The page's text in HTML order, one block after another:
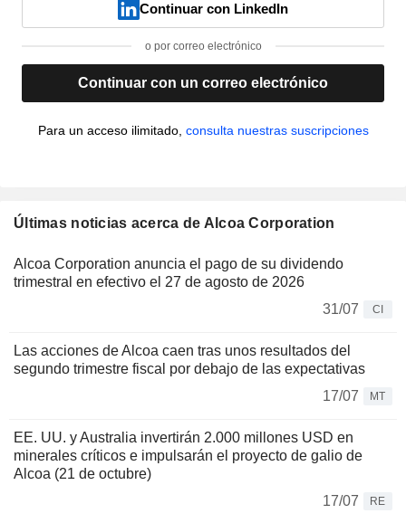
Continuar con LinkedIn
o por correo electrónico
Continuar con un correo electrónico
Para un acceso ilimitado, consulta nuestras suscripciones
Últimas noticias acerca de Alcoa Corporation
Alcoa Corporation anuncia el pago de su dividendo
trimestral en efectivo el 27 de agosto de 2026
31/07
CI
Las acciones de Alcoa caen tras unos resultados del
segundo trimestre fiscal por debajo de las expectativas
17/07
MT
EE. UU. y Australia invertirán 2.000 millones USD en
minerales críticos e impulsarán el proyecto de galio de
Alcoa (21 de octubre)
17/07
RE